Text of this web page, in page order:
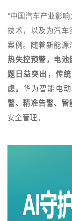
“中国汽车产业影
技术，以及为汽车
案例。随着新能源
热失控预警，电池
题日益突出，传
虑。华为智能电
警、精准告警、智
安全管理。